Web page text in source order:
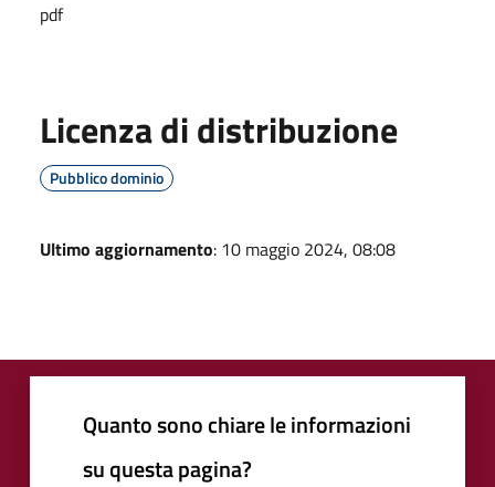
pdf
Licenza di distribuzione
Pubblico dominio
Ultimo aggiornamento: 10 maggio 2024, 08:08
Quanto sono chiare le informazioni
su questa pagina?